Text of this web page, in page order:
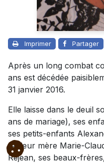
Imprimer Partager
Après un long combat
ans est décédée
31 janvier 2016.
Elle laisse dans le deuil
ans de mariage), ses
ses petits-enfants
(et leur mère Marie-
Réjean, ses beaux-